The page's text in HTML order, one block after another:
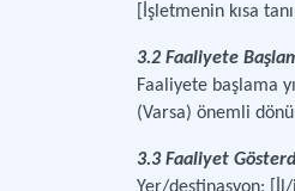
[İşletmenin kısa
3.2 Faaliyete
Faaliyete başlama
(Varsa) önemli
3.3 Faaliyet